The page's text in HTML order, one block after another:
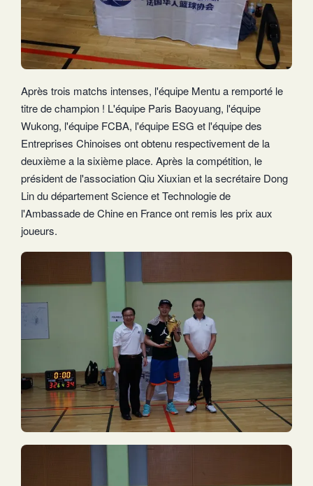
Après trois matchs intenses, l'équipe Mentu a remporté le
titre de champion ! L'équipe Paris Baoyuang, l'équipe
Wukong, l'équipe FCBA, l'équipe ESG et l'équipe des
Entreprises Chinoises ont obtenu respectivement de la
deuxième a la sixième place. Après la compétition, le
président de l'association Qiu Xiuxian et la secrétaire Dong
Lin du département Science et Technologie de
l'Ambassade de Chine en France ont remis les prix aux
joueurs.